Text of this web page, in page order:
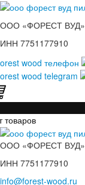
ООО «ФОРЕСТ ВУД»
ИНН 7751177910
товаров
ООО «ФОРЕСТ ВУД»
ИНН 7751177910
info@forest-wood.ru